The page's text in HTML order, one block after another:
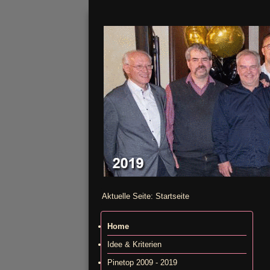
Aktuelle Seite: Startseite
Home
Idee & Kriterien
Pinetop 2009 - 2019